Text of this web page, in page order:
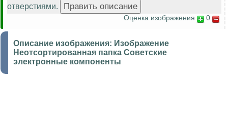
отверстиями.
Оценка изображения 0
Описание изображения: Изображение
Неотсортированная папка Советские
электронные компоненты